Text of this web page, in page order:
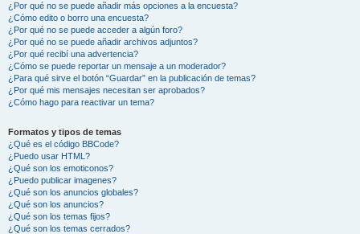
¿Por qué no se puede añadir más opciones a la encuesta?
¿Cómo edito o borro una encuesta?
¿Por qué no se puede acceder a algún foro?
¿Por qué no se puede añadir archivos adjuntos?
¿Por qué recibí una advertencia?
¿Cómo se puede reportar un mensaje a un moderador?
¿Para qué sirve el botón “Guardar” en la publicación de temas?
¿Por qué mis mensajes necesitan ser aprobados?
¿Cómo hago para reactivar un tema?
Formatos y tipos de temas
¿Qué es el código BBCode?
¿Puedo usar HTML?
¿Qué son los emoticonos?
¿Puedo publicar imagenes?
¿Qué son los anuncios globales?
¿Qué son los anuncios?
¿Qué son los temas fijos?
¿Qué son los temas cerrados?